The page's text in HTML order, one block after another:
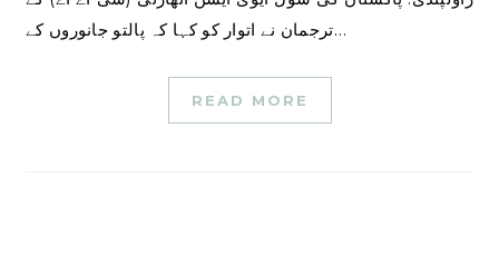
ترجمان نے اتوار کو کہا کہ پالتو جانوروں کے…
READ MORE